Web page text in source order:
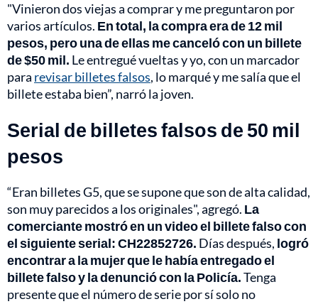
"Vinieron dos viejas a comprar y me preguntaron por
varios artículos. En total, la compra era de 12 mil
pesos, pero una de ellas me canceló con un billete
de $50 mil. Le entregué vueltas y yo, con un marcador
para revisar billetes falsos, lo marqué y me salía que el
billete estaba bien”, narró la joven.
Serial de billetes falsos de 50 mil
pesos
“Eran billetes G5, que se supone que son de alta calidad,
son muy parecidos a los originales", agregó. La
comerciante mostró en un video el billete falso con
el siguiente serial: CH22852726. Días después, logró
encontrar a la mujer que le había entregado el
billete falso y la denunció con la Policía.Tenga
presente que el número de serie por sí solo no